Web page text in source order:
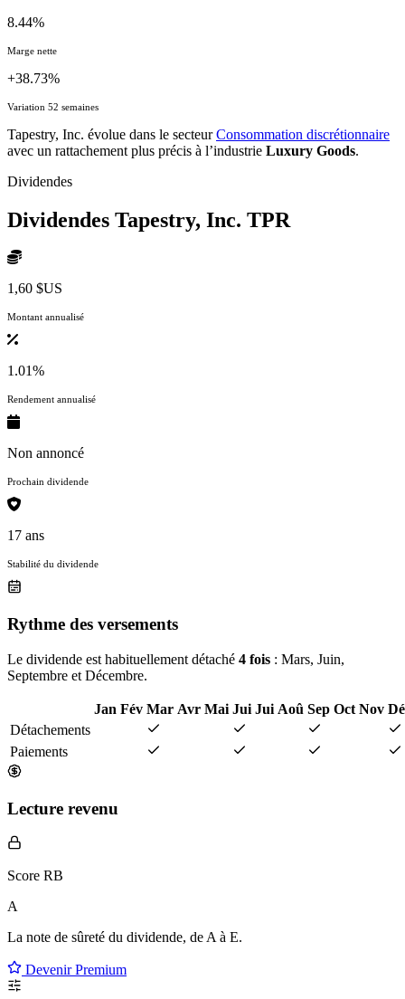
8.44%
Marge nette
+38.73%
Variation 52 semaines
Tapestry, Inc. évolue dans le secteurConsommation discrétionnaire
avec un rattachement plus précis à l’industrie Luxury Goods.
Dividendes
Dividendes Tapestry, Inc. TPR
1,60 $US
Montant annualisé
1.01%
Rendement annualisé
Non annoncé
Prochain dividende
17 ans
Stabilité du dividende
Rythme des versements
Le dividende est habituellement détaché 4 fois : Mars, Juin,
Septembre et Décembre.
Jan Fév Mar Avr Mai Jui Jui Aoû Sep Oct Nov
Détachements
Paiements
Lecture revenu
Score RB
A
La note de sûreté du dividende, de A à E.
Devenir Premium